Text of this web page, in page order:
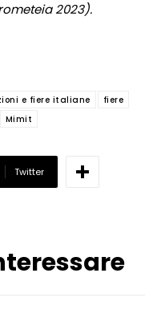
2023).
e fiere italiane
fiere
Mimit
Twitter